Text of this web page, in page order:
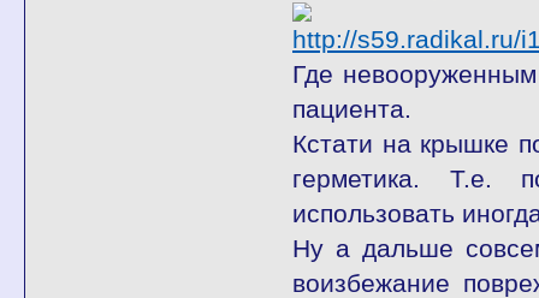
Где
пациента.
Кстати на крышке
герметика. Т.е.
использовать
Ну а дальше
воизбежание